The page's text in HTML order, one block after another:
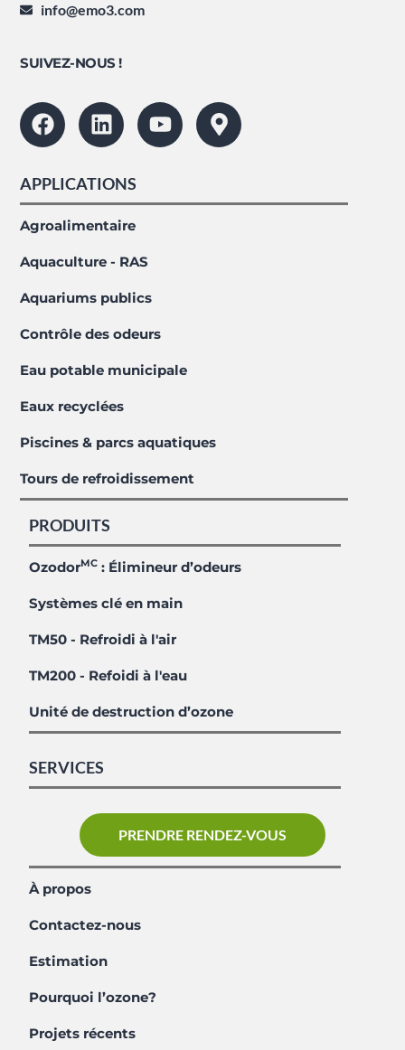
info@emo3.com
SUIVEZ-NOUS !
APPLICATIONS
Agroalimentaire
Aquaculture - RAS
Aquariums publics
Contrôle des odeurs
Eau potable municipale
Eaux recyclées
Piscines & parcs aquatiques
Tours de refroidissement
PRODUITS
OzodorMC : Élimineur d’odeurs
Systèmes clé en main
TM50 - Refroidi à l'air
TM200 - Refoidi à l'eau
Unité de destruction d’ozone
SERVICES
PRENDRE RENDEZ-VOUS
À propos
Contactez-nous
Estimation
Pourquoi l’ozone?
Projets récents